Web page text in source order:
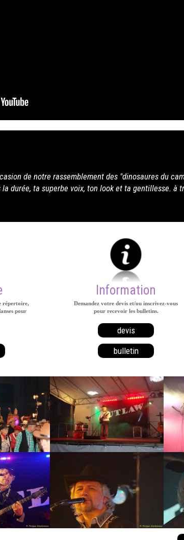
tout y était, la qualité
j'espère christian
répertoire,
pour
Information
Demandez votre devis et/ou inscrivez-vous
pour recevoir les bulletins.
devis
bulletin